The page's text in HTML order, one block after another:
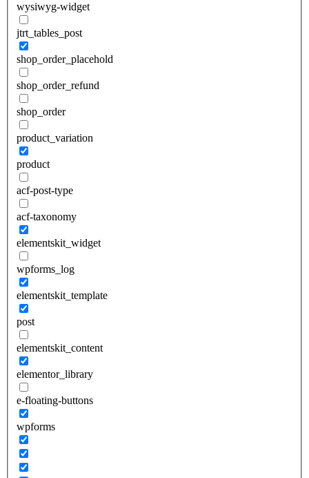
wysiwyg-widget
jtrt_tables_post
shop_order_placehold
shop_order_refund
shop_order
product_variation
product
acf-post-type
acf-taxonomy
elementskit_widget
wpforms_log
elementskit_template
post
elementskit_content
elementor_library
e-floating-buttons
wpforms